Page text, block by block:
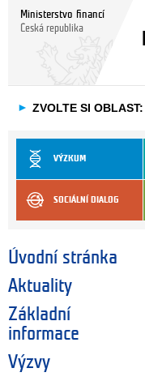
Ministerstvo financí
Česká republika
► ZVOLTE SI OBLAST:
VÝZKUM
SOCIÁLNÍ DIALOG
Úvodní stránka
Aktuality
Základní
informace
Výzvy